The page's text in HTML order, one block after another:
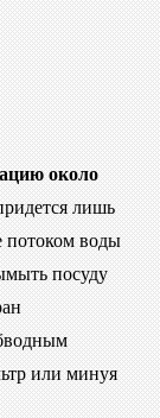
около
лишь
потоком воды
посуду
или минуя